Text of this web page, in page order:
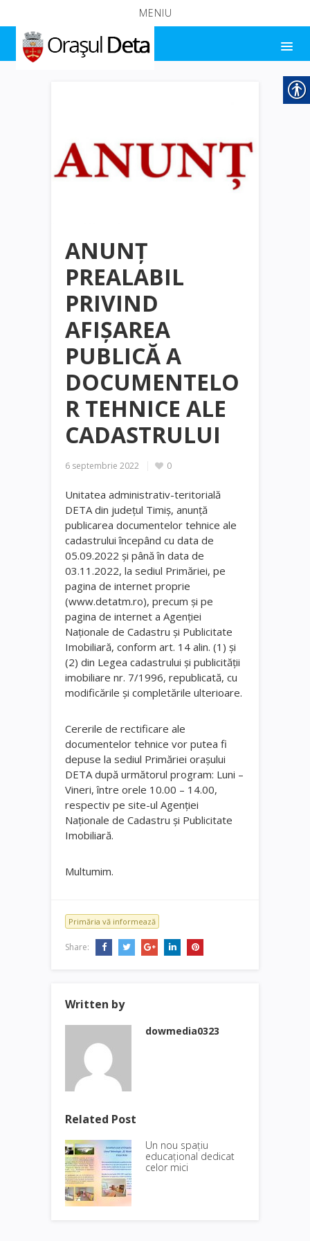
MENIU
ANUNȚ
PREALABIL
PRIVIND
AFIȘAREA
PUBLICĂ A
DOCUMENTELO
R TEHNICE ALE
CADASTRULUI
6 septembrie 2022 0
Unitatea administrativ-teritorială
DETA din județul Timiș, anunță
publicarea documentelor tehnice ale
cadastrului începând cu data de
05.09.2022 și până în data de
03.11.2022, la sediul Primăriei, pe
pagina de internet proprie
(www.detatm.ro), precum și pe
pagina de internet a Agenției
Naționale de Cadastru și Publicitate
Imobiliară, conform art. 14 alin. (1) și
(2) din Legea cadastrului și publicității
imobiliare nr. 7/1996, republicată, cu
modificările și completările ulterioare.
Cererile de rectificare ale
documentelor tehnice vor putea fi
depuse la sediul Primăriei orașului
DETA după următorul program: Luni –
Vineri, între orele 10.00 – 14.00,
respectiv pe site-ul Agenției
Naționale de Cadastru și Publicitate
Imobiliară.
Multumim.
Primăria vă informează
Share:
Written by
dowmedia0323
Related Post
Un nou spațiu
educațional dedicat
celor mici